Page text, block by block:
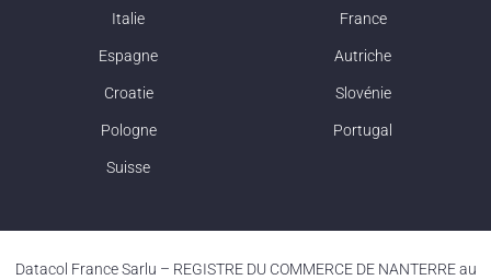
Italie France
Espagne Autriche
Croatie Slovénie
Pologne Portugal
Suisse
Datacol France Sarlu – REGISTRE DU COMMERCE DE NANTERRE au